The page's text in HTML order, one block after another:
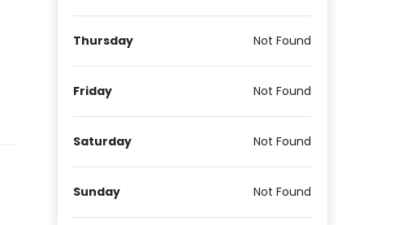
Thursday Not Found
Friday Not Found
Saturday Not Found
Sunday Not Found